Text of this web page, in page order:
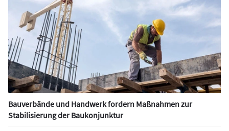
Bauverbände und Handwerk fordern Maßnahmen zur
Stabilisierung der Baukonjunktur